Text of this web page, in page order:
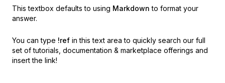
This textbox defaults to using Markdown to format your
answer.
You can type !ref in this text area to quickly search our full
set of tutorials, documentation & marketplace offerings and
insert the link!